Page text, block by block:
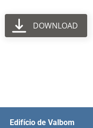
DOWNLOAD
Edifício de Valbom